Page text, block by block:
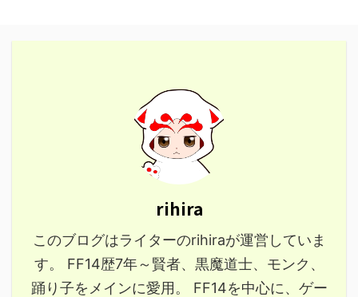
rihira
このブログはライターのrihiraが運営していま
す。 FF14歴7年～賢者、黒魔道士、モンク、
踊り子をメインに愛用。 FF14を中心に、ゲー